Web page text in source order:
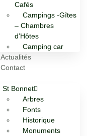
Cafés
Campings -Gîtes
– Chambres
d’Hôtes
Camping car
Actualités
Contact
St Bonnet
Arbres
Fonts
Historique
Monuments